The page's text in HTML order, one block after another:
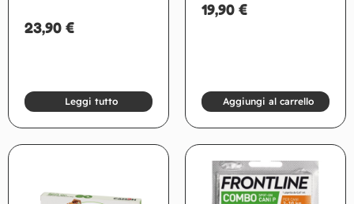
23,90 €
Leggi tutto
19,90 €
Aggiungi al carrello